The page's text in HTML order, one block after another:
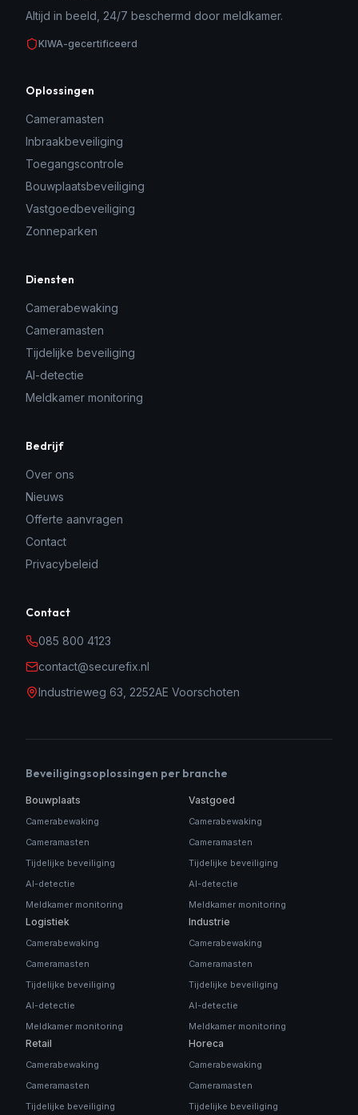
Altijd in beeld, 24/7 beschermd door meldkamer.
KIWA-gecertificeerd
Oplossingen
Cameramasten
Inbraakbeveiliging
Toegangscontrole
Bouwplaatsbeveiliging
Vastgoedbeveiliging
Zonneparken
Diensten
Camerabewaking
Cameramasten
Tijdelijke beveiliging
AI-detectie
Meldkamer monitoring
Bedrijf
Over ons
Nieuws
Offerte aanvragen
Contact
Privacybeleid
Contact
085 800 4123
contact@securefix.nl
Industrieweg 63, 2252AE Voorschoten
Beveiligingsoplossingen per branche
Bouwplaats
Camerabewaking
Cameramasten
Tijdelijke beveiliging
AI-detectie
Meldkamer monitoring
Vastgoed
Camerabewaking
Cameramasten
Tijdelijke beveiliging
AI-detectie
Meldkamer monitoring
Logistiek
Camerabewaking
Cameramasten
Tijdelijke beveiliging
AI-detectie
Meldkamer monitoring
Industrie
Camerabewaking
Cameramasten
Tijdelijke beveiliging
AI-detectie
Meldkamer monitoring
Retail
Camerabewaking
Cameramasten
Tijdelijke beveiliging
Horeca
Camerabewaking
Cameramasten
Tijdelijke beveiliging